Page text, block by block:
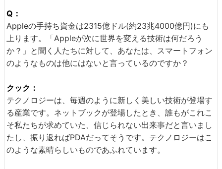
Q：
Appleの手持ち資金は2315億ドル(約23兆4000億円)にも
上ります。「Appleが次に世界を変える技術は何だろう
か？」と聞く人たちに対して、あなたは、スマートフォン
のようなものは他にはないと言っているのですか？
クック：
テクノロジーは、毎週のように新しく美しい技術が登場す
る産業です。ネットブックが登場したとき、誰もがこれこ
そ私たちが求めていた、信じられない出来事だと言いまし
たし、振り返ればPDAだってそうです。テクノロジーはこ
のような素晴らしいものであふれています。